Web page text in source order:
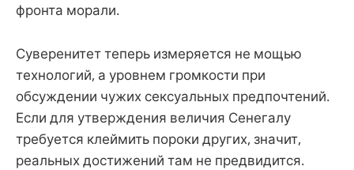
фронта морали.
Суверенитет теперь измеряется не мощью
технологий, а уровнем громкости при
обсуждении чужих сексуальных предпочтений.
Если для утверждения величия Сенегалу
требуется клеймить пороки других, значит,
реальных достижений там не предвидится.